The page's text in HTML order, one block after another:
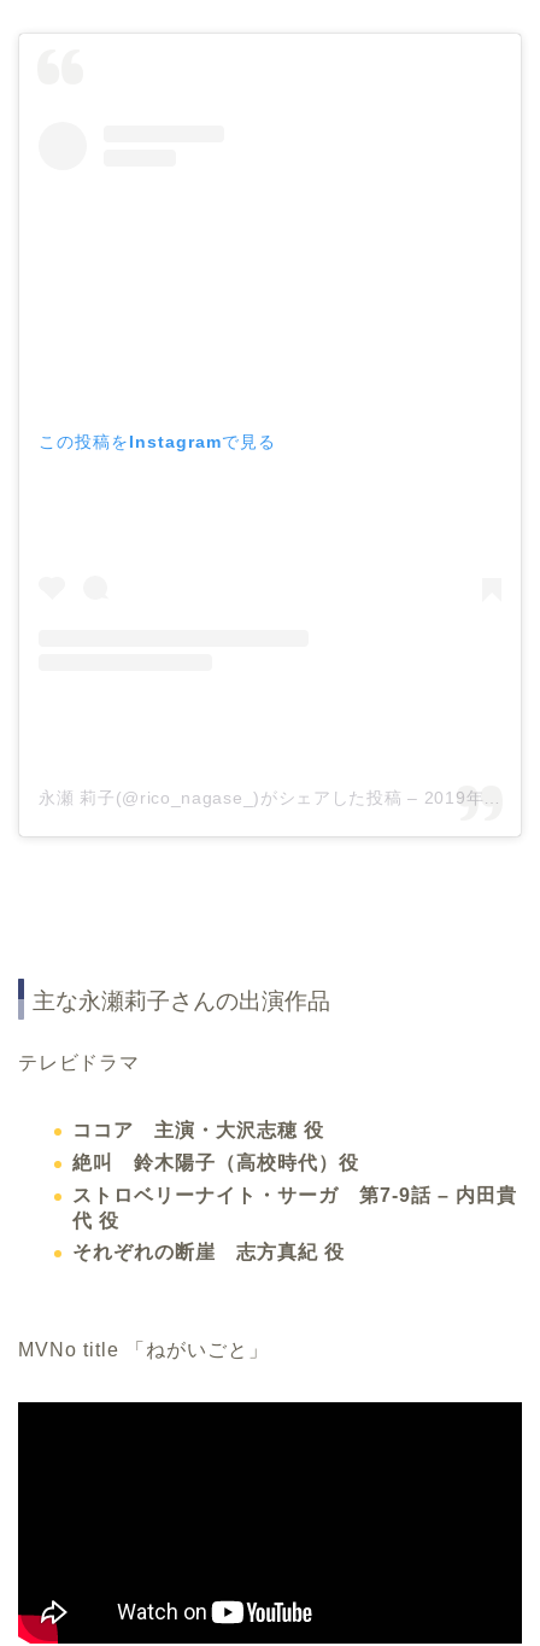
この投稿をInstagramで見る
永瀬 莉子(@rico_nagase_)がシェアした投稿 – 2019年 8月月17日午前5時24分PDT
主な永瀬莉子さんの出演作品
テレビドラマ
ココア 主演・大沢志穂 役
絶叫 鈴木陽子（高校時代）役
ストロベリーナイト・サーガ 第7-9話 – 内田貴
代 役
それぞれの断崖 志方真紀 役
MVNo title 「ねがいごと」